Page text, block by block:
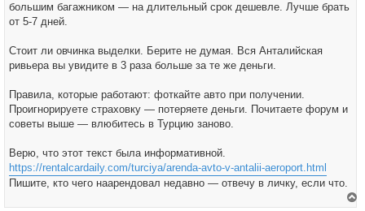
большим багажником — на длительный срок дешевле. Лучше брать
от 5-7 дней.
Стоит ли овчинка выделки. Берите не думая. Вся Анталийская
ривьера вы увидите в 3 раза больше за те же деньги.
Правила, которые работают: фоткайте авто при получении.
Проигнорируете страховку — потеряете деньги. Почитаете форум и
советы выше — влюбитесь в Турцию заново.
Верю, что этот текст была информативной.
https://rentalcardaily.com/turciya/arenda-avto-v-antalii-aeroport.html
Пишите, кто чего наарендовал недавно — отвечу в личку, если что.